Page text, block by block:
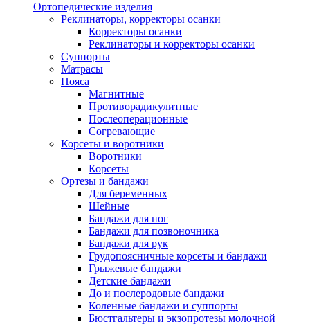
Ортопедические изделия
Реклинаторы, корректоры осанки
Корректоры осанки
Реклинаторы и корректоры осанки
Суппорты
Матрасы
Пояса
Магнитные
Противорадикулитные
Послеоперационные
Согревающие
Корсеты и воротники
Воротники
Корсеты
Ортезы и бандажи
Для беременных
Шейные
Бандажи для ног
Бандажи для позвоночника
Бандажи для рук
Грудопоясничные корсеты и бандажи
Грыжевые бандажи
Детские бандажи
До и послеродовые бандажи
Коленные бандажи и суппорты
Бюстгальтеры и экзопротезы молочной